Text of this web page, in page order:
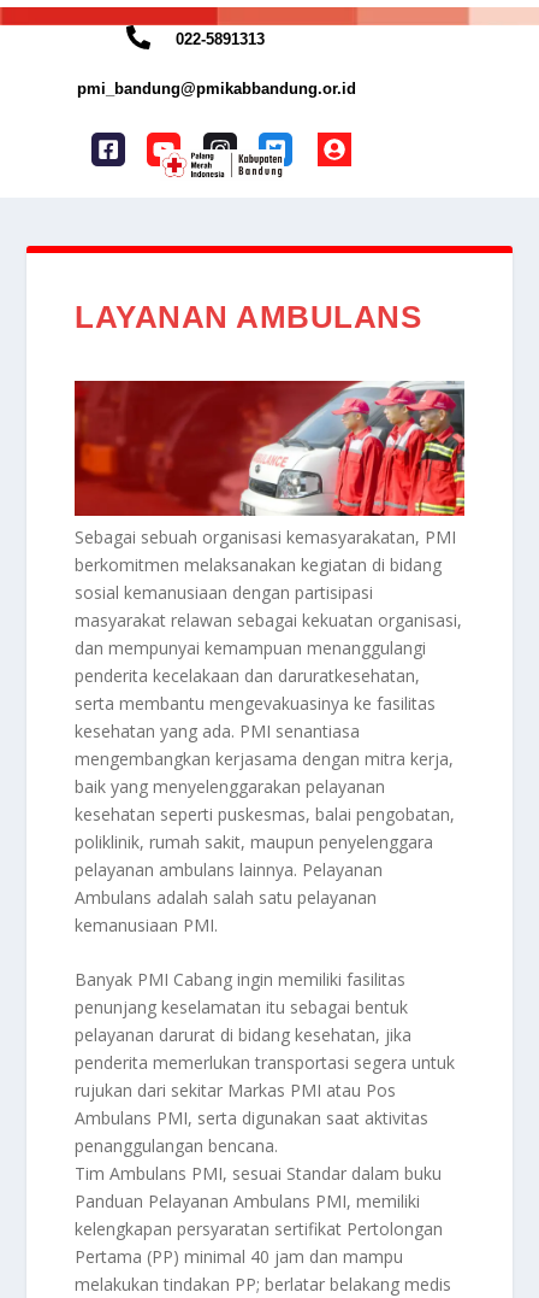
022-5891313
pmi_bandung@pmikabbandung.or.id
LAYANAN AMBULANS
Sebagai sebuah organisasi kemasyarakatan, PMI
berkomitmen melaksanakan kegiatan di bidang
sosial kemanusiaan dengan partisipasi
masyarakat relawan sebagai kekuatan organisasi,
dan mempunyai kemampuan menanggulangi
penderita kecelakaan dan daruratkesehatan,
serta membantu mengevakuasinya ke fasilitas
kesehatan yang ada. PMI senantiasa
mengembangkan kerjasama dengan mitra kerja,
baik yang menyelenggarakan pelayanan
kesehatan seperti puskesmas, balai pengobatan,
poliklinik, rumah sakit, maupun penyelenggara
pelayanan ambulans lainnya. Pelayanan
Ambulans adalah salah satu pelayanan
kemanusiaan PMI.
Banyak PMI Cabang ingin memiliki fasilitas
penunjang keselamatan itu sebagai bentuk
pelayanan darurat di bidang kesehatan, jika
penderita memerlukan transportasi segera untuk
rujukan dari sekitar Markas PMI atau Pos
Ambulans PMI, serta digunakan saat aktivitas
penanggulangan bencana.
Tim Ambulans PMI, sesuai Standar dalam buku
Panduan Pelayanan Ambulans PMI, memiliki
kelengkapan persyaratan sertifikat Pertolongan
Pertama (PP) minimal 40 jam dan mampu
melakukan tindakan PP; berlatar belakang medis